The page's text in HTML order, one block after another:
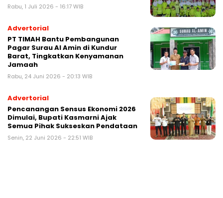
Rabu, 1 Juli 2026 - 16:17 WIB
Advertorial
PT TIMAH Bantu Pembangunan
Pagar Surau Al Amin di Kundur
Barat, Tingkatkan Kenyamanan
Jamaah
Rabu, 24 Juni 2026 - 20:13 WIB
Advertorial
Pencanangan Sensus Ekonomi 2026
Dimulai, Bupati Kasmarni Ajak
Semua Pihak Sukseskan Pendataan
Senin, 22 Juni 2026 - 22:51 WIB